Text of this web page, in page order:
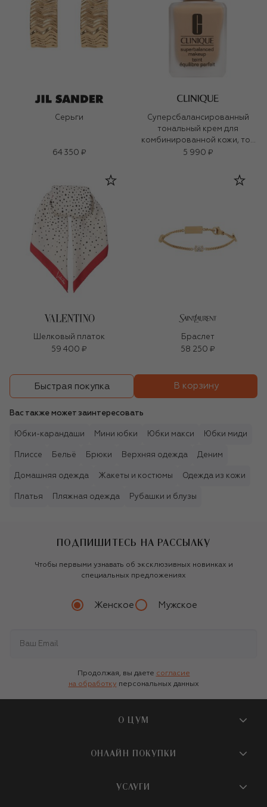
Серьги
64 350 ₽
Суперсбалансированный
тональный крем для
комбинированной кожи, тон
27
5 990 ₽
Шелковый платок
59 400 ₽
Браслет
58 250 ₽
Быстрая покупка В корзину
Вас также может заинтересовать
Юбки-карандаши Мини юбки Юбки макси Юбки миди
Плиссе Бельё Брюки Верхняя одежда Деним
Домашняя одежда Жакеты и костюмы Одежда из кожи
Платья Пляжная одежда Рубашки и блузы
ПОДПИШИТЕСЬ НА РАССЫЛКУ
Чтобы первыми узнавать об эксклюзивных новинках и
специальных предложениях
Женское Мужское
Продолжая, вы даете согласие
на обработку персональных данных
О ЦУМ
О магазине
Бутики и ПВЗ ЦУМ
ОНЛАЙН ПОКУПКИ
УСЛУГИ